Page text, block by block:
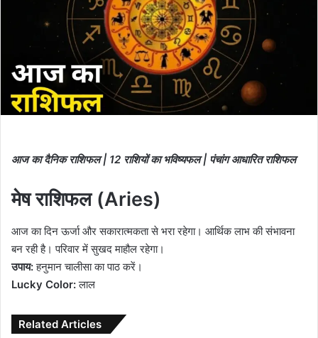
आज का दैनिक राशिफल | 12 राशियों का भविष्यफल | पंचांग आधारित राशिफल
मेष राशिफल (Aries)
आज का दिन ऊर्जा और सकारात्मकता से भरा रहेगा। आर्थिक लाभ की संभावना
बन रही है। परिवार में सुखद माहौल रहेगा।
उपाय:हनुमान चालीसा का पाठ करें।
Lucky Color:लाल
Related Articles